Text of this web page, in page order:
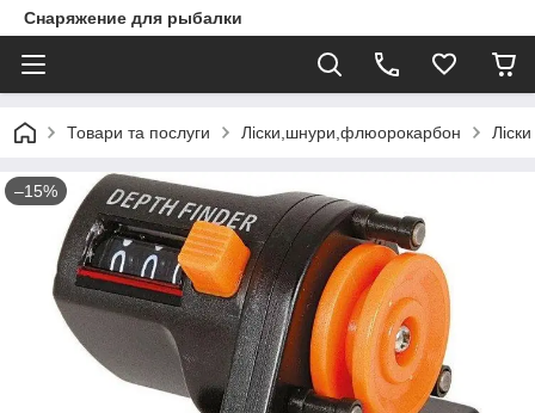
Снаряжение для рыбалки
Товари та послуги Ліски,шнури,флюорокарбон Ліски
–15%